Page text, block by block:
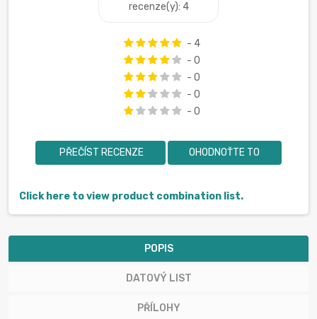
recenze(y): 4
- 4
- 0
- 0
- 0
- 0
PŘEČÍST RECENZE OHODNOŤTE TO
Click here to view product combination list.
POPIS
DATOVÝ LIST
PŘÍLOHY